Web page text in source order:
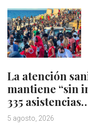
La atención
mantiene “sin
335
5 agosto, 2026